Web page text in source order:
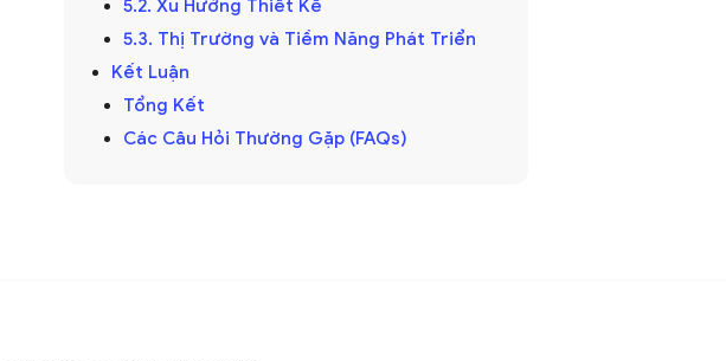
5.2. Xu Hướng Thiết Kế
5.3. Thị Trường và Tiềm Năng Phát Triển
Kết Luận
Tổng Kết
Các Câu Hỏi Thường Gặp (FAQs)